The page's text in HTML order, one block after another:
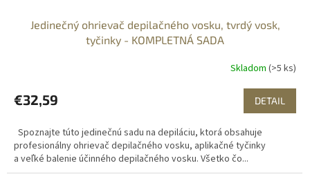
Jedinečný ohrievač depilačného vosku, tvrdý vosk,
tyčinky - KOMPLETNÁ SADA
Skladom (>5 ks)
€32,59 DETAIL
Spoznajte túto jedinečnú sadu na depiláciu, ktorá obsahuje
profesionálny ohrievač depilačného vosku, aplikačné tyčinky
a veľké balenie účinného depilačného vosku. Všetko čo...